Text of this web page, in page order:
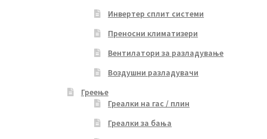
Инвертер сплит системи
Преносни климатизери
Вентилатори за разладување
Воздушни разладувачи
Греење
Греалки на гас / плин
Греалки за бања